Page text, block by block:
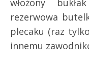
włożony
rezerwowa
plecaku (raz
innemu